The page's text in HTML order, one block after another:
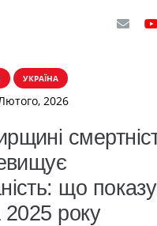
УКРАЇНА
2026
що
2025 року